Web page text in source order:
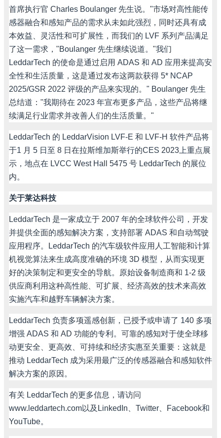
首席执行官 Charles Boulanger 先生说。 "市场对高性能传
感器融合和感知产品的需求从未如此强烈，同时还具有成
本效益、灵活性和可扩展性，而我们的 LVF 系列产品满足
了这一需求， "Boulanger 先生继续说道。 "我们
LeddarTech 的使命是通过启用 ADAS 和 AD 应用来提高安
全性和生活质量，这是通过发布这两款获得 5* NCAP
2025/GSR 2022 评级的产品来实现的。 " Boulanger 先生
总结道： "我期待在 2023 年宣布更多产品，这些产品将继
续满足行业需求并改善人们的生活质量。 "
LeddarTech 的 LeddarVision LVF-E 和 LVF-H 软件产品将
于1 月 5 日至 8 日在拉斯维加斯举行的CES 2023 上重点展
示，地点在 LVCC West Hall 5475 号 LeddarTech 的展位
内。
关于莱达科技
LeddarTech 是一家成立于 2007 年的全球软件公司，开发
并提供全面的感知解决方案，支持部署 ADAS 和自动驾驶
应用程序。
LeddarTech 的汽车级软件应用人工智能和计算
机视觉算法来生成高度准确的环境 3D 模型，从而实现更
好的决策制定和更安全的导航。原始设备制造商和 1-2 级
供应商利用这种高性能、可扩展、经济高效的技术来高效
实施汽车和越野车辆解决方案。
LeddarTech 负责多项遥感创新，已授予或申请了 140 多项
增强 ADAS 和 AD 功能的专利。可靠的感知对于使全球移
动更安全、更高效、可持续和经济实惠至关重要：这就是
推动 LeddarTech 成为采用最广泛的传感器融合和感知软件
解决方案的原因。
有关 LeddarTech 的更多信息，请访问
www.leddartech.com以及 LinkedIn Twitter Facebook和
YouTube。